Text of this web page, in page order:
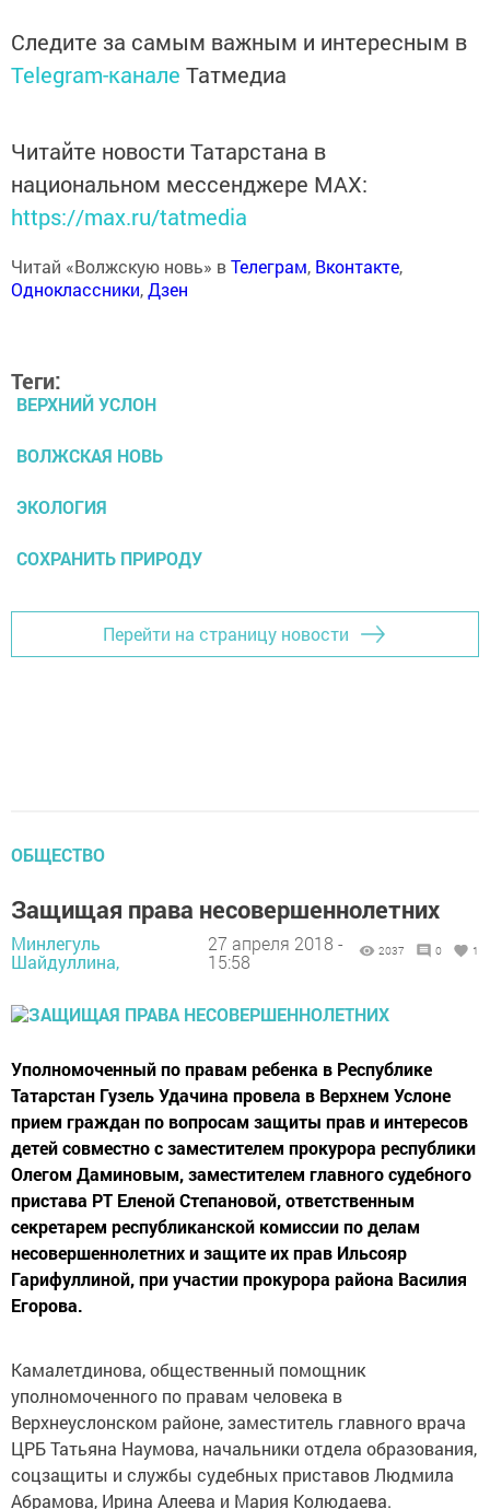
Следите за самым важным и интересным в
Telegram-канале Татмедиа
Читайте новости Татарстана в
национальном мессенджере MАХ:
https://max.ru/tatmedia
Читай «Волжскую новь» вТелеграм, Вконтакте,
Одноклассники,Дзен
Теги:
ВЕРХНИЙ УСЛОН
ВОЛЖСКАЯ НОВЬ
ЭКОЛОГИЯ
СОХРАНИТЬ ПРИРОДУ
Перейти на страницу новости
ОБЩЕСТВО
Защищая права несовершеннолетних
Минлегуль
Шайдуллина,
27 апреля 2018 -
15:58
2037 0 1
Уполномоченный по правам ребенка в Республике
Татарстан Гузель Удачина провела в Верхнем Услоне
прием граждан по вопросам защиты прав и интересов
детей совместно с заместителем прокурора республики
Олегом Даминовым, заместителем главного судебного
пристава РТ Еленой Степановой, ответственным
секретарем республиканской комиссии по делам
несовершеннолетних и защите их прав Ильсояр
Гарифуллиной, при участии прокурора района Василия
Егорова.
Камалетдинова, общественный помощник
уполномоченного по правам человека в
Верхнеуслонском районе, заместитель главного врача
ЦРБ Татьяна Наумова, начальники отдела образования,
соцзащиты и службы судебных приставов Людмила
Абрамова, Ирина Алеева и Мария Колюдаева.